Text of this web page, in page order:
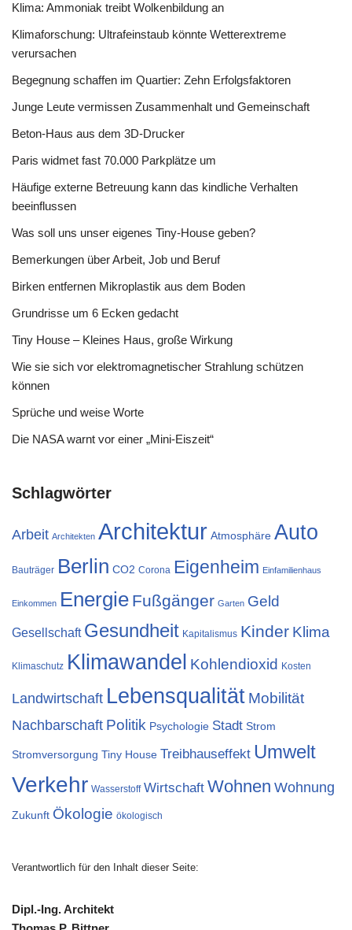
Klima: Ammoniak treibt Wolkenbildung an
Klimaforschung: Ultrafeinstaub könnte Wetterextreme
verursachen
Begegnung schaffen im Quartier: Zehn Erfolgsfaktoren
Junge Leute vermissen Zusammenhalt und Gemeinschaft
Beton-Haus aus dem 3D-Drucker
Paris widmet fast 70.000 Parkplätze um
Häufige externe Betreuung kann das kindliche Verhalten
beeinflussen
Was soll uns unser eigenes Tiny-House geben?
Bemerkungen über Arbeit, Job und Beruf
Birken entfernen Mikroplastik aus dem Boden
Grundrisse um 6 Ecken gedacht
Tiny House – Kleines Haus, große Wirkung
Wie sie sich vor elektromagnetischer Strahlung schützen
können
Sprüche und weise Worte
Die NASA warnt vor einer „Mini-Eiszeit“
Schlagwörter
Arbeit Architekten Architektur Atmosphäre Auto
Bauträger Berlin CO2 Corona Eigenheim Einfamilienhaus
Einkommen Energie Fußgänger Garten Geld
Gesellschaft Gesundheit Kapitalismus Kinder Klima
Klimaschutz Klimawandel Kohlendioxid Kosten
Landwirtschaft Lebensqualität Mobilität
Nachbarschaft Politik Psychologie Stadt Strom
Stromversorgung Tiny House Treibhauseffekt Umwelt
Verkehr Wasserstoff Wirtschaft Wohnen Wohnung
Zukunft Ökologie ökologisch
Verantwortlich für den Inhalt dieser Seite:
Dipl.-Ing. Architekt